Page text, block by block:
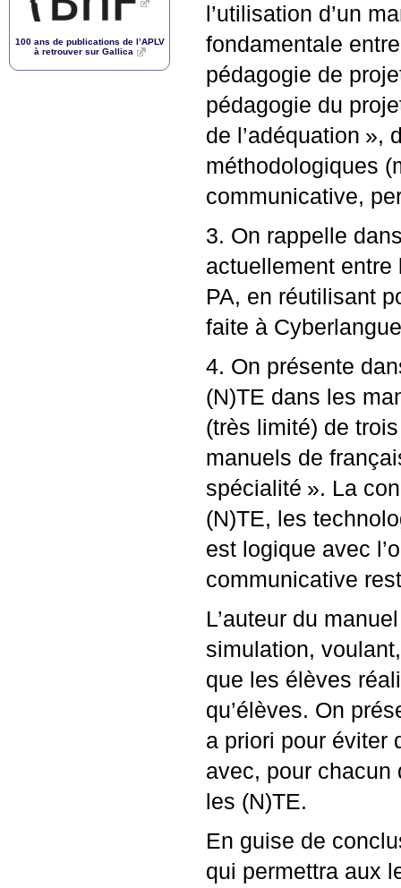
l’utilisation d’un
fondamentale
pédagogie de
pédagogie du
de l’adéquation »,
méthodologiques
communicative,
3. On rappelle
actuellement
PA, en réutilisant
faite à
4. On présente
(N)TE dans les
(très limité) de
manuels de
spécialité ». La
(N)TE, les
est logique avec
communicative
L’auteur du
simulation,
que les élèves
qu’élèves. On
a priori pour éviter
avec, pour
les (N)TE.
En guise de
qui permettra aux
100 ans de publications de l’APLV
à retrouver sur Gallica